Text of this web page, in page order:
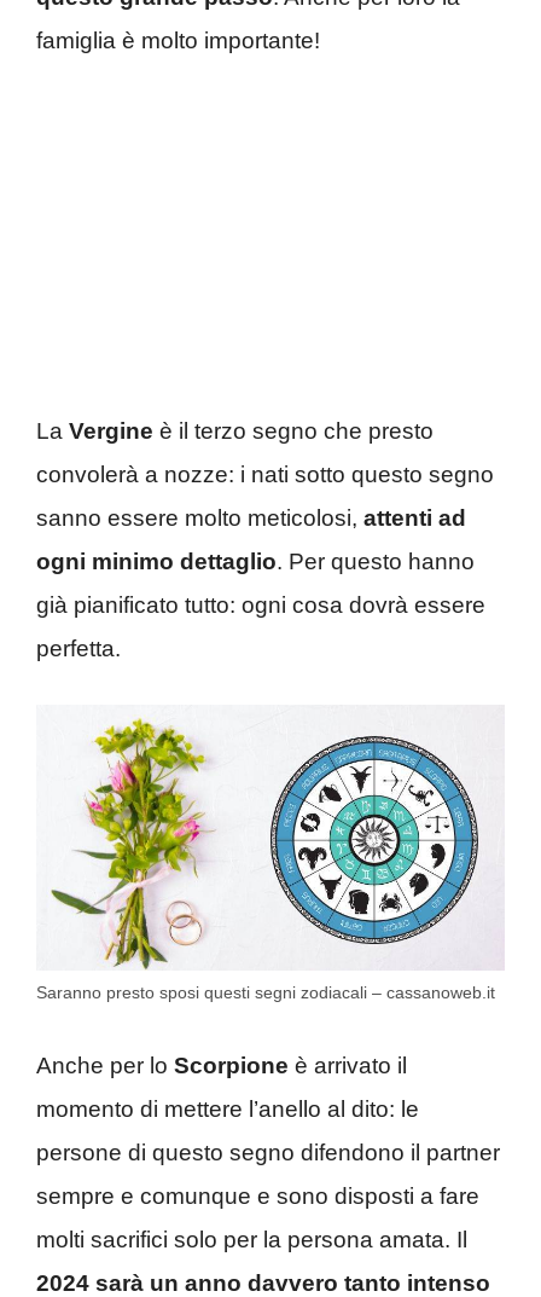
famiglia è molto importante!
La Vergine è il terzo segno che presto
convolerà a nozze: i nati sotto questo segno
sanno essere molto meticolosi, attenti ad
ogni minimo dettaglio. Per questo hanno
già pianificato tutto: ogni cosa dovrà essere
perfetta.
Saranno presto sposi questi segni zodiacali – cassanoweb.it
Anche per lo Scorpione è arrivato il
momento di mettere l’anello al dito: le
persone di questo segno difendono il partner
sempre e comunque e sono disposti a fare
molti sacrifici solo per la persona amata. Il
2024 sarà un anno davvero tanto intenso